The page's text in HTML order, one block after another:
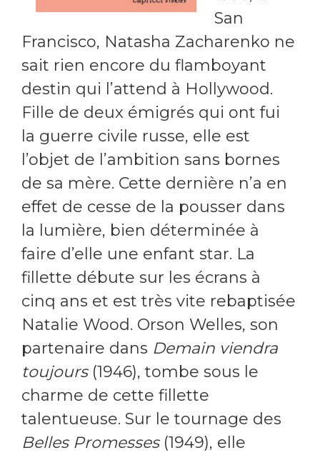
San
Francisco, Natasha Zacharenko ne
sait rien encore du flamboyant
destin qui l’attend à Hollywood.
Fille de deux émigrés qui ont fui
la guerre civile russe, elle est
l’objet de l’ambition sans bornes
de sa mère. Cette dernière n’a en
effet de cesse de la pousser dans
la lumière, bien déterminée à
faire d’elle une enfant star. La
fillette débute sur les écrans à
cinq ans et est très vite rebaptisée
Natalie Wood. Orson Welles, son
partenaire dans Demain viendra
toujours (1946), tombe sous le
charme de cette fillette
talentueuse. Sur le tournage des
Belles Promesses(1949), elle